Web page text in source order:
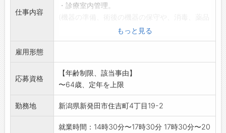
仕事内容
・診療室内管理。
・院内清掃等。
制をしっかりと整
備しています。安心してご応募ください。
*ホームページもどうぞご覧下さい。
もっと見る
雇用形態
応募資格
【年齢制限、該当事由】
〜64歳、定年を上限
勤務地 新潟県新発田市住吉町4丁目19-2
就業時間：14時30分〜17時30分 17時30分〜20